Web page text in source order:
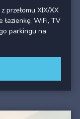
XIX/XX
WiFi, TV
parkingu na